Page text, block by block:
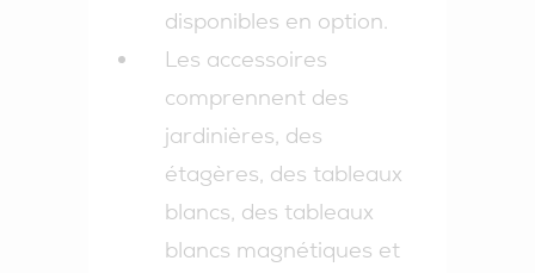
disponibles en option.
Les accessoires
comprennent des
jardinières, des
étagères, des tableaux
blancs, des tableaux
blancs magnétiques et